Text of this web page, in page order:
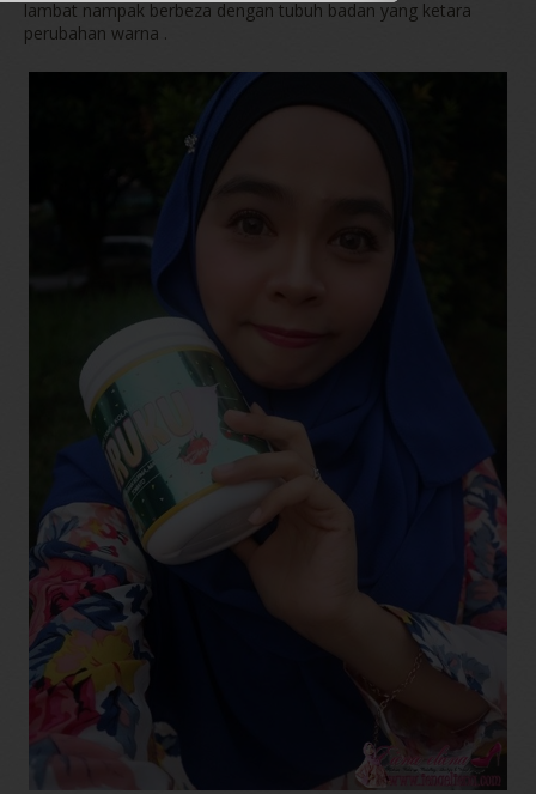
lambat nampak berbeza dengan tubuh badan yang ketara
perubahan warna .